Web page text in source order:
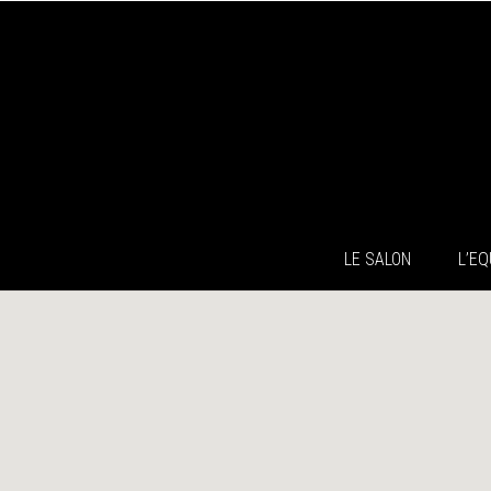
LE SALON